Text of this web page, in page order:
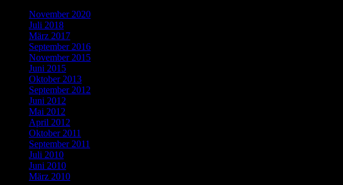
November 2020
Juli 2018
März 2017
September 2016
November 2015
Juni 2015
Oktober 2013
September 2012
Juni 2012
Mai 2012
April 2012
Oktober 2011
September 2011
Juli 2010
Juni 2010
März 2010